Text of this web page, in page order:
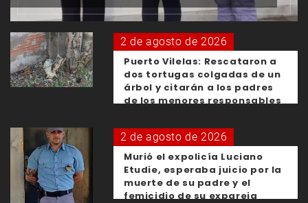
2 de agosto de 2026
Puerto Vilelas: Rescataron a
dos tortugas colgadas de un
árbol y citarán a los padres
de los menores responsables
2 de agosto de 2026
Murió el expolicía Luciano
Etudie, esperaba juicio por la
muerte de su padre y el
femicidio de su expareja